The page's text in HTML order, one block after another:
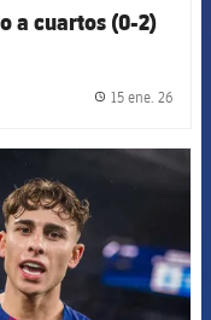
a cuartos (0-2)
15 ene. 26
badge